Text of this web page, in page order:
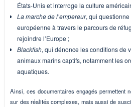
États-Unis et interroge la culture
La marche de l’empereur, qui
européenne à travers le parcours de
rejoindre l’Europe ;
Blackfish, qui dénonce les conditions de
animaux marins captifs, notamment les
aquatiques.
Ainsi, ces documentaires engagés permettent
sur des réalités complexes, mais aussi de